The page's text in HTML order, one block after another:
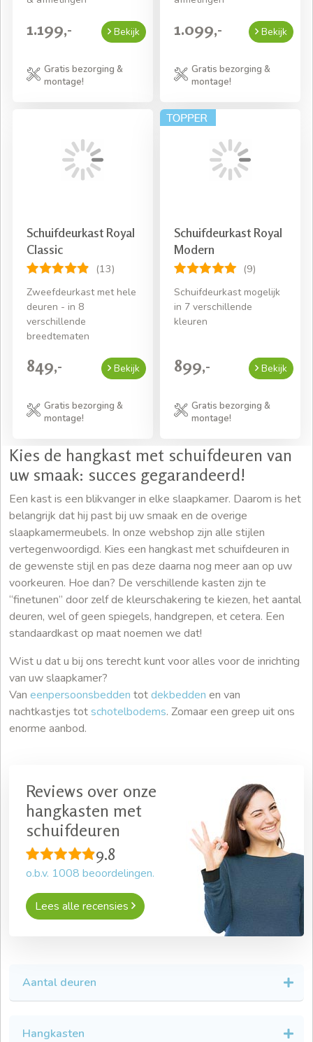
1.199,- Bekijk
Gratis bezorging &
montage!
1.099,- Bekijk
Gratis bezorging &
montage!
Schuifdeurkast Royal
Classic
(13)
Zweefdeurkast met hele
deuren - in 8
verschillende
breedtematen
849,- Bekijk
Gratis bezorging &
montage!
Schuifdeurkast Royal
Modern
(9)
Schuifdeurkast mogelijk
in 7 verschillende
kleuren
899,- Bekijk
Gratis bezorging &
montage!
Kies de hangkast met schuifdeuren van
uw smaak: succes gegarandeerd!
Een kast is een blikvanger in elke slaapkamer. Daarom is het
belangrijk dat hij past bij uw smaak en de overige
slaapkamermeubels. In onze webshop zijn alle stijlen
vertegenwoordigd. Kies een hangkast met schuifdeuren in
de gewenste stijl en pas deze daarna nog meer aan op uw
voorkeuren. Hoe dan? De verschillende kasten zijn te
“finetunen” door zelf de kleurschakering te kiezen, het aantal
deuren, wel of geen spiegels, handgrepen, et cetera. Een
standaardkast op maat noemen we dat!
Wist u dat u bij ons terecht kunt voor alles voor de inrichting
van uw slaapkamer?
Van eenpersoonsbedden totdekbedden en van
nachtkastjes totschotelbodems. Zomaar een greep uit ons
enorme aanbod.
Reviews over onze
hangkasten met
schuifdeuren
9.8
o.b.v. 1008 beoordelingen.
Lees alle recensies
Aantal deuren
Hangkasten